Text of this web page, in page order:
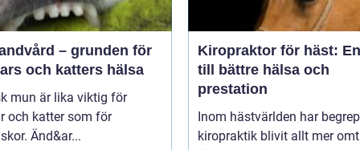
– grunden för
och katters hälsa
mun är lika viktig för
och katter som för
Änd&ar...
Kiropraktor för häst:
till bättre hälsa och
prestation
Inom hästvärlden har
kiropraktik blivit allt mer